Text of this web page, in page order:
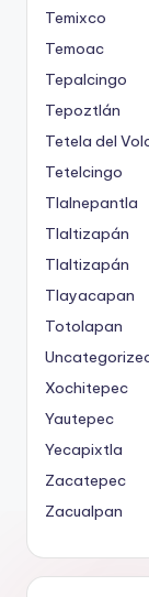
Temixco
Temoac
Tepalcingo
Tepoztlán
Tetela del
Tetelcingo
Tlalnepantla
Tlaltizapán
Tlaltizapán
Tlayacapan
Totolapan
Xochitepec
Yautepec
Yecapixtla
Zacatepec
Zacualpan